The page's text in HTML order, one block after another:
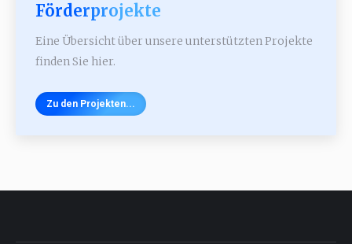
Förderprojekte
Eine Übersicht über unsere unterstützten Projekte
finden Sie hier.
Zu den Projekten...